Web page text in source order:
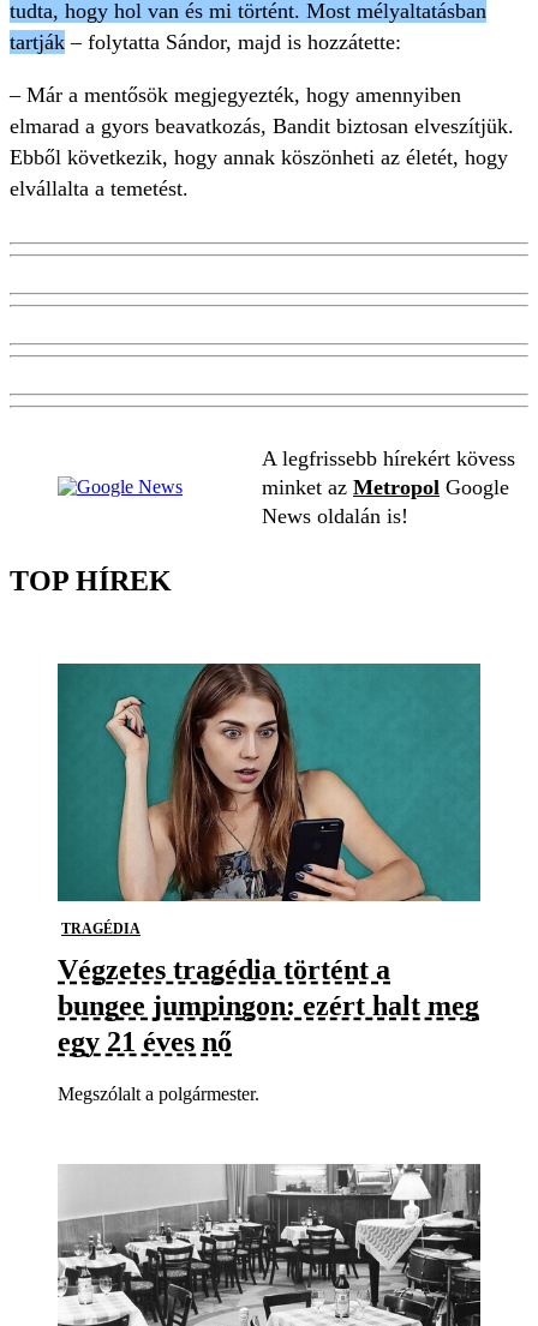
tudta, hogy hol van és mi történt. Most mélyaltatásban
tartják – folytatta Sándor, majd is hozzátette:
– Már a mentősök megjegyezték, hogy amennyiben
elmarad a gyors be­avatkozás, Bandit biztosan elveszítjük.
Ebből következik, hogy annak köszönheti az életét, hogy
elvállalta a temetést.
A legfrissebb hírekért kövess
minket az Metropol Google
News oldalán is!
TOP HÍREK
TRAGÉDIA
Végzetes tragédia történt a
bungee jumpingon: ezért halt meg
egy 21 éves nő
Megszólalt a polgármester.